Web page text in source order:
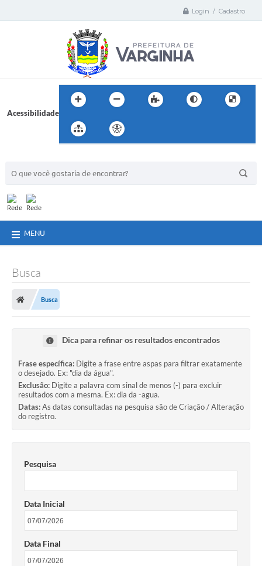
Login / Cadastro
Acessibilidade
MENU
Busca
Busca
Dica para refinar os resultados encontrados
Frase específica: Digite a frase entre aspas para filtrar exatamente
o desejado. Ex: "dia da água".
Exclusão: Digite a palavra com sinal de menos (-) para excluir
resultados com a mesma. Ex: dia da -agua.
Datas:As datas consultadas na pesquisa são de Criação / Alteração
do registro.
Pesquisa
Data Inicial
Data Final